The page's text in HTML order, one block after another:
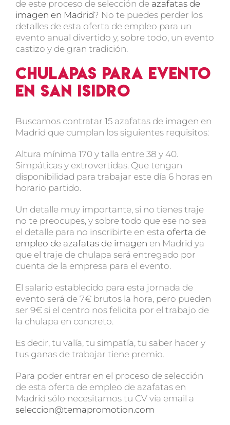
de este proceso de selección de azafatas de
imagen en Madrid? No te puedes perder los
detalles de esta oferta de empleo para un
evento anual divertido y, sobre todo, un evento
castizo y de gran tradición.
Chulapas para evento
en San Isidro
Buscamos contratar 15 azafatas de imagen en
Madrid que cumplan los siguientes requisitos:
Altura mínima 170 y talla entre 38 y 40.
Simpáticas y extrovertidas. Que tengan
disponibilidad para trabajar este día 6 horas en
horario partido.
Un detalle muy importante, si no tienes traje
no te preocupes, y sobre todo que ese no sea
el detalle para no inscribirte en esta oferta de
empleo de azafatas de imagen en Madrid ya
que el traje de chulapa será entregado por
cuenta de la empresa para el evento.
El salario establecido para esta jornada de
evento será de 7€ brutos la hora, pero pueden
ser 9€ si el centro nos felicita por el trabajo de
la chulapa en concreto.
Es decir, tu valía, tu simpatía, tu saber hacer y
tus ganas de trabajar tiene premio.
Para poder entrar en el proceso de selección
de esta oferta de empleo de azafatas en
Madrid sólo necesitamos tu CV vía email a
seleccion@temapromotion.com